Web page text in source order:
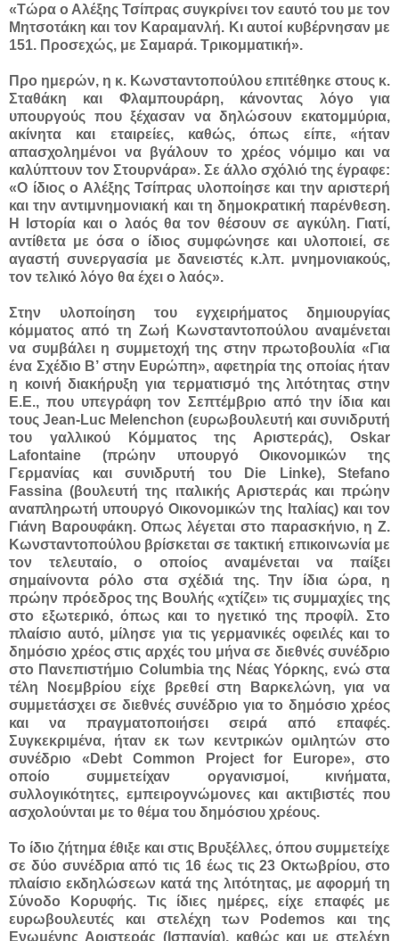
«Τώρα ο Αλέξης Τσίπρας συγκρίνει τον εαυτό του με τον
Μητσοτάκη και τον Καραμανλή. Κι αυτοί κυβέρνησαν με
151. Προσεχώς, με Σαμαρά. Τρικομματική».
Προ ημερών, η κ. Κωνσταντοπούλου επιτέθηκε στους κ.
Σταθάκη και Φλαμπουράρη, κάνοντας λόγο για
υπουργούς που ξέχασαν να δηλώσουν εκατομμύρια,
ακίνητα και εταιρείες, καθώς, όπως είπε, «ήταν
απασχολημένοι να βγάλουν το χρέος νόμιμο και να
καλύπτουν τον Στουρνάρα». Σε άλλο σχόλιό της έγραφε:
«Ο ίδιος ο Αλέξης Τσίπρας υλοποίησε και την αριστερή
και την αντιμνημονιακή και τη δημοκρατική παρένθεση.
Η Ιστορία και ο λαός θα τον θέσουν σε αγκύλη. Γιατί,
αντίθετα με όσα ο ίδιος συμφώνησε και υλοποιεί, σε
αγαστή συνεργασία με δανειστές κ.λπ. μνημονιακούς,
τον τελικό λόγο θα έχει ο λαός».
Στην υλοποίηση του εγχειρήματος δημιουργίας
κόμματος από τη Ζωή Κωνσταντοπούλου αναμένεται
να συμβάλει η συμμετοχή της στην πρωτοβουλία «Για
ένα Σχέδιο Β’ στην Ευρώπη», αφετηρία της οποίας ήταν
η κοινή διακήρυξη για τερματισμό της λιτότητας στην
Ε.Ε., που υπεγράφη τον Σεπτέμβριο από την ίδια και
τους Jean-Luc Melenchon (ευρωβουλευτή και συνιδρυτή
του γαλλικού Κόμματος της Αριστεράς), Oskar
Lafontaine (πρώην υπουργό Οικονομικών της
Γερμανίας και συνιδρυτή του Die Linke), Stefano
Fassina (βουλευτή της ιταλικής Αριστεράς και πρώην
αναπληρωτή υπουργό Οικονομικών της Ιταλίας) και τον
Γιάνη Βαρουφάκη. Οπως λέγεται στο παρασκήνιο, η Ζ.
Κωνσταντοπούλου βρίσκεται σε τακτική επικοινωνία με
τον τελευταίο, ο οποίος αναμένεται να παίξει
σημαίνοντα ρόλο στα σχέδιά της. Την ίδια ώρα, η
πρώην πρόεδρος της Βουλής «χτίζει» τις συμμαχίες της
στο εξωτερικό, όπως και το ηγετικό της προφίλ. Στο
πλαίσιο αυτό, μίλησε για τις γερμανικές οφειλές και το
δημόσιο χρέος στις αρχές του μήνα σε διεθνές συνέδριο
στο Πανεπιστήμιο Columbia της Νέας Υόρκης, ενώ στα
τέλη Νοεμβρίου είχε βρεθεί στη Βαρκελώνη, για να
συμμετάσχει σε διεθνές συνέδριο για το δημόσιο χρέος
και να πραγματοποιήσει σειρά από επαφές.
Συγκεκριμένα, ήταν εκ των κεντρικών ομιλητών στο
συνέδριο «Debt Common Project for Europe», στο
οποίο συμμετείχαν οργανισμοί, κινήματα,
συλλογικότητες, εμπειρογνώμονες και ακτιβιστές που
ασχολούνται με το θέμα του δημόσιου χρέους.
Το ίδιο ζήτημα έθιξε και στις Βρυξέλλες, όπου συμμετείχε
σε δύο συνέδρια από τις 16 έως τις 23 Οκτωβρίου, στο
πλαίσιο εκδηλώσεων κατά της λιτότητας, με αφορμή τη
Σύνοδο Κορυφής. Τις ίδιες ημέρες, είχε επαφές με
ευρωβουλευτές και στελέχη των Podemos και της
Ενωμένης Αριστεράς (Ισπανία), καθώς και με στελέχη